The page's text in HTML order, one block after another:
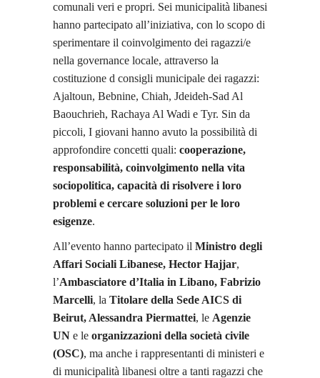
comunali veri e propri. Sei municipalità libanesi
hanno partecipato all’iniziativa, con lo scopo di
sperimentare il coinvolgimento dei ragazzi/e
nella governance locale, attraverso la
costituzione d consigli municipale dei ragazzi:
Ajaltoun, Bebnine, Chiah, Jdeideh-Sad Al
Baouchrieh, Rachaya Al Wadi e Tyr. Sin da
piccoli, I giovani hanno avuto la possibilità di
approfondire concetti quali: cooperazione,
responsabilità, coinvolgimento nella vita
sociopolitica, capacità di risolvere i loro
problemi e cercare soluzioni per le loro
esigenze.
All’evento hanno partecipato il Ministro degli
Affari Sociali Libanese, Hector Hajjar,
l’Ambasciatore d’Italia in Libano, Fabrizio
Marcelli, la Titolare della Sede AICS di
Beirut, Alessandra Piermattei, le Agenzie
UN e le organizzazioni della società civile
(OSC), ma anche i rappresentanti di ministeri e
di municipalità libanesi oltre a tanti ragazzi che